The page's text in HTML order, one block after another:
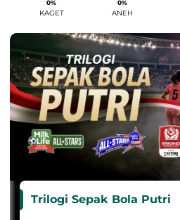
0%
KAGET
0%
ANEH
Trilogi Sepak Bola Putri